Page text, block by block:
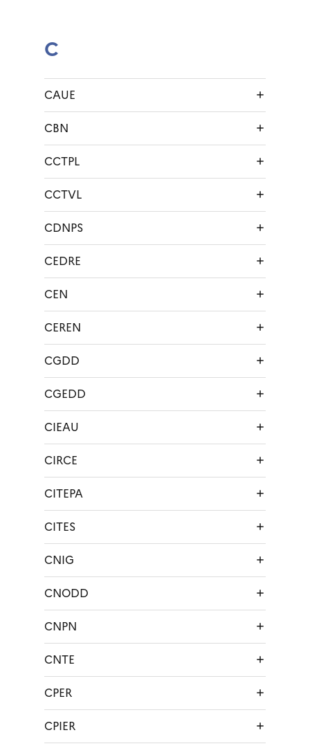
C
CAUE
CBN
CCTPL
CCTVL
CDNPS
CEDRE
CEN
CEREN
CGDD
CGEDD
CIEAU
CIRCE
CITEPA
CITES
CNIG
CNODD
CNPN
CNTE
CPER
CPIER